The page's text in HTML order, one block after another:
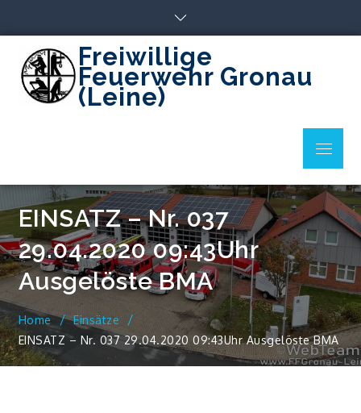
content
Freiwillige
Feuerwehr Gronau
(Leine)
Menu
EINSATZ – Nr. 037
29.04.2020 09:43Uhr
Ausgelöste BMA
Home
Einsätze
EINSATZ – Nr. 037 29.04.2020 09:43Uhr Ausgelöste BMA